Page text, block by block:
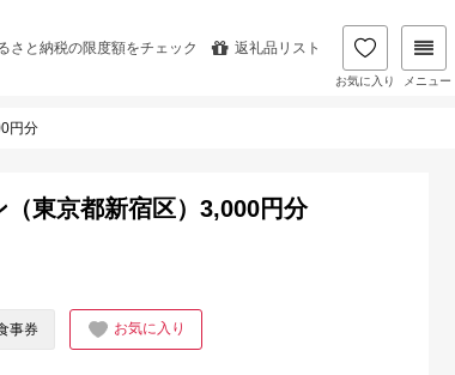
さと納税の限度額をチェック 返礼品リスト
お気に入り メニュー
円分
東京都新宿区）3,000円分
事券 お気に入り